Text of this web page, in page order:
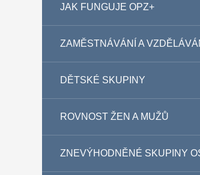
JAK FUNGUJE OPZ+
ZAMĚSTNÁVÁNÍ A
DĚTSKÉ SKUPINY
ROVNOST ŽEN A MUŽŮ
ZNEVÝHODNĚNÉ SKUPINY